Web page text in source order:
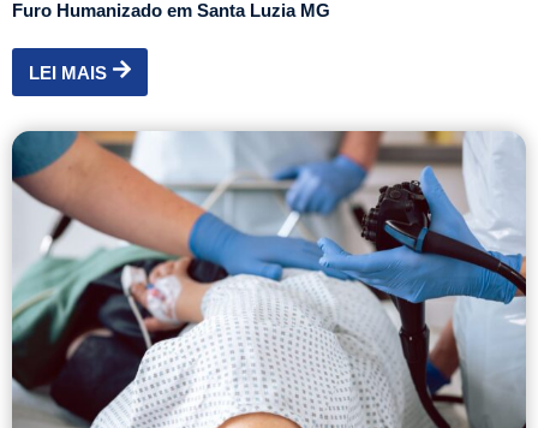
Furo Humanizado em Santa Luzia MG
LEI MAIS